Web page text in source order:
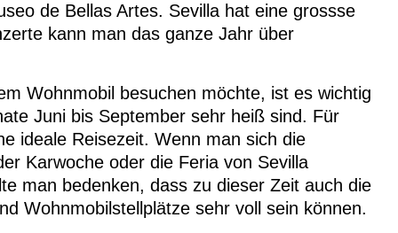
de Bellas Artes. Sevilla hat eine grossse
kann man das ganze Jahr über
Wohnmobil besuchen möchte, ist es wichtig
Juni bis September sehr heiß sind. Für
ideale Reisezeit. Wenn man sich die
Karwoche oder die Feria von Sevilla
man bedenken, dass zu dieser Zeit auch die
Wohnmobilstellplätze sehr voll sein können.